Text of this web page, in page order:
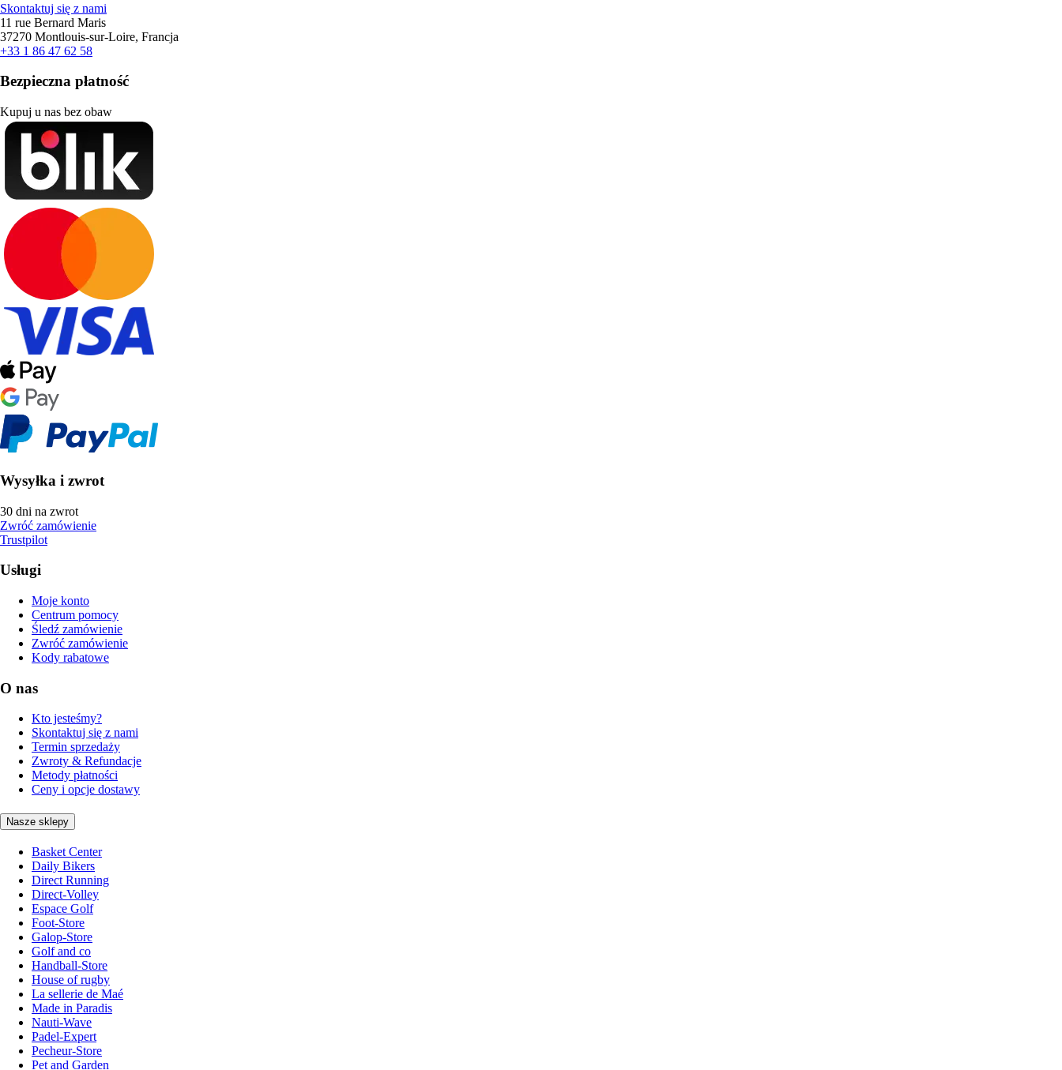
Skontaktuj się z nami
11 rue Bernard Maris
37270 Montlouis-sur-Loire, Francja
+33 1 86 47 62 58
Bezpieczna płatność
Kupuj u nas bez obaw
Wysyłka i zwrot
30 dni na zwrot
Zwróć zamówienie
Trustpilot
Usługi
Moje konto
Centrum pomocy
Śledź zamówienie
Zwróć zamówienie
Kody rabatowe
O nas
Kto jesteśmy?
Skontaktuj się z nami
Termin sprzedaży
Zwroty & Refundacje
Metody płatności
Ceny i opcje dostawy
Nasze sklepy
Basket Center
Daily Bikers
Direct Running
Direct-Volley
Espace Golf
Foot-Store
Galop-Store
Golf and co
Handball-Store
House of rugby
La sellerie de Maé
Made in Paradis
Nauti-Wave
Padel-Expert
Pecheur-Store
Pet and Garden